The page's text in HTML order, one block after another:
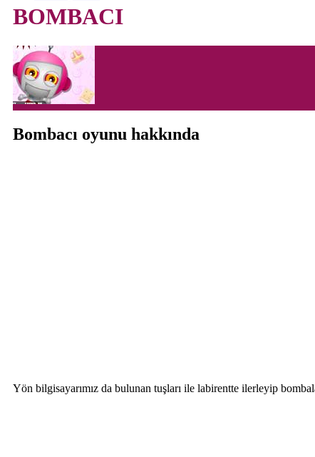
BOMBACI
Bombacı oyunu hakkında
Yön bilgisayarımız da bulunan tuşları ile labirentte ilerleyip